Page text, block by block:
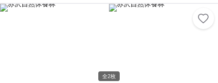
ク付なのは驚きです。 夏季のみの営業になります。気候によって毎年開園
が変動しますので、ご確認の上、お出かけ下さい。
全2枚